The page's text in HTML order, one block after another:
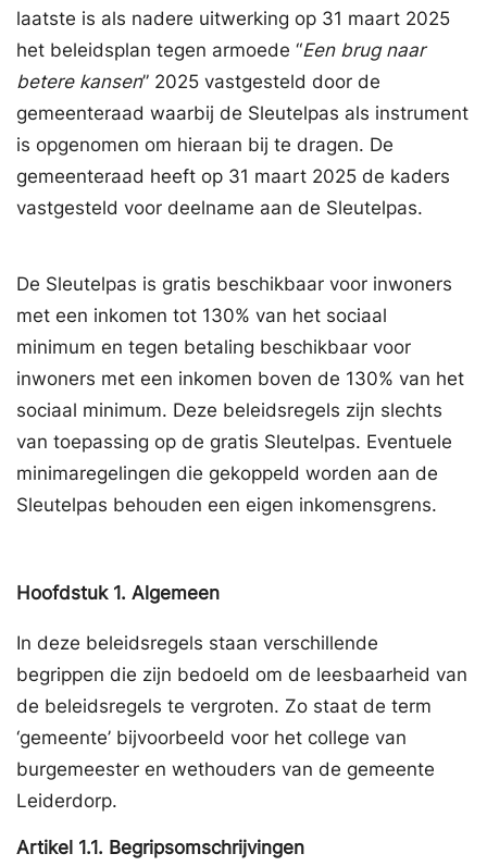
laatste is als nadere uitwerking op 31 maart 2025
het beleidsplan tegen armoede “Een brug naar
betere kansen” 2025 vastgesteld door de
gemeenteraad waarbij de Sleutelpas als instrument
is opgenomen om hieraan bij te dragen. De
gemeenteraad heeft op 31 maart 2025 de kaders
vastgesteld voor deelname aan de Sleutelpas.
De Sleutelpas is gratis beschikbaar voor inwoners
met een inkomen tot 130% van het sociaal
minimum en tegen betaling beschikbaar voor
inwoners met een inkomen boven de 130% van het
sociaal minimum. Deze beleidsregels zijn slechts
van toepassing op de gratis Sleutelpas. Eventuele
minimaregelingen die gekoppeld worden aan de
Sleutelpas behouden een eigen inkomensgrens.
Hoofdstuk 1. Algemeen
In deze beleidsregels staan verschillende
begrippen die zijn bedoeld om de leesbaarheid van
de beleidsregels te vergroten. Zo staat de term
‘gemeente’ bijvoorbeeld voor het college van
burgemeester en wethouders van de gemeente
Leiderdorp.
Artikel 1.1. Begripsomschrijvingen